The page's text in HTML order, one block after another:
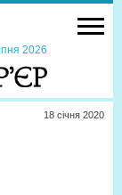
2026
18 сiчня 2020